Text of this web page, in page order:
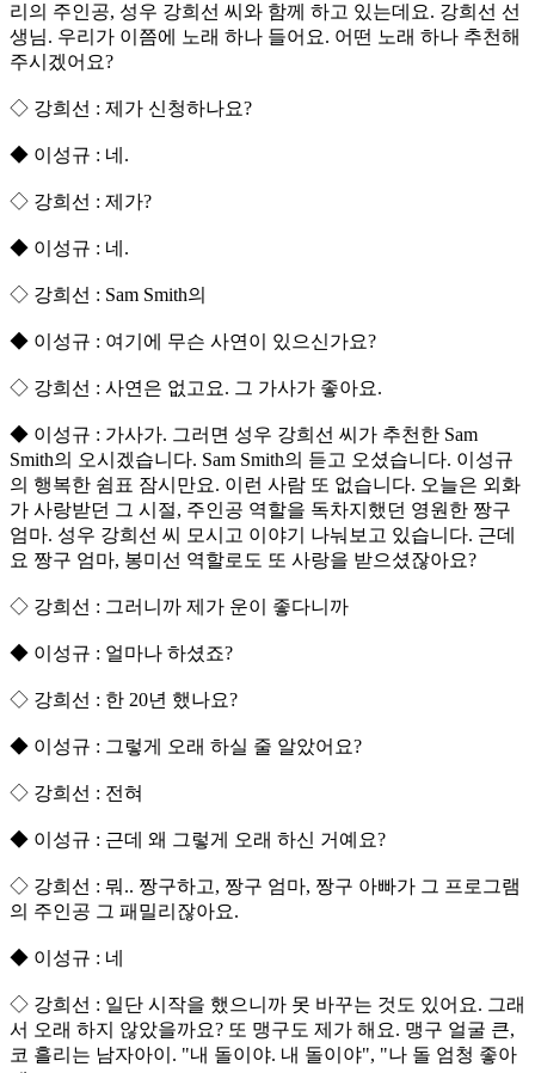
리의 주인공, 성우 강희선 씨와 함께 하고 있는데요. 강희선 선
생님. 우리가 이쯤에 노래 하나 들어요. 어떤 노래 하나 추천해
주시겠어요?
◇ 강희선 : 제가 신청하나요?
◆ 이성규 : 네.
◇ 강희선 : 제가?
◆ 이성규 : 네.
◇ 강희선 : Sam Smith의
◆ 이성규 : 여기에 무슨 사연이 있으신가요?
◇ 강희선 : 사연은 없고요. 그 가사가 좋아요.
◆ 이성규 : 가사가. 그러면 성우 강희선 씨가 추천한 Sam
Smith의 오시겠습니다. Sam Smith의 듣고 오셨습니다. 이성규
의 행복한 쉼표 잠시만요. 이런 사람 또 없습니다. 오늘은 외화
가 사랑받던 그 시절, 주인공 역할을 독차지했던 영원한 짱구
엄마. 성우 강희선 씨 모시고 이야기 나눠보고 있습니다. 근데
요 짱구 엄마, 봉미선 역할로도 또 사랑을 받으셨잖아요?
◇ 강희선 : 그러니까 제가 운이 좋다니까
◆ 이성규 : 얼마나 하셨죠?
◇ 강희선 : 한 20년 했나요?
◆ 이성규 : 그렇게 오래 하실 줄 알았어요?
◇ 강희선 : 전혀
◆ 이성규 : 근데 왜 그렇게 오래 하신 거예요?
◇ 강희선 : 뭐.. 짱구하고, 짱구 엄마, 짱구 아빠가 그 프로그램
의 주인공 그 패밀리잖아요.
◆ 이성규 : 네
◇ 강희선 : 일단 시작을 했으니까 못 바꾸는 것도 있어요. 그래
서 오래 하지 않았을까요? 또 맹구도 제가 해요. 맹구 얼굴 큰,
코 흘리는 남자아이. "내 돌이야. 내 돌이야", "나 돌 엄청 좋아